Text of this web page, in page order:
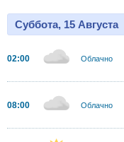
Суббота, 15 Августа
02:00 Облачно
08:00 Облачно